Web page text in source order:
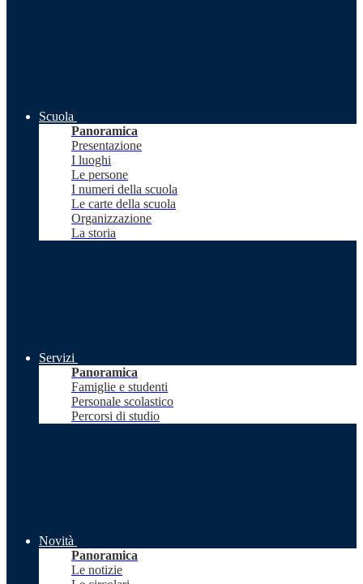
Scuola
Panoramica
Presentazione
I luoghi
Le persone
I numeri della scuola
Le carte della scuola
Organizzazione
La storia
Servizi
Panoramica
Famiglie e studenti
Personale scolastico
Percorsi di studio
Novità
Panoramica
Le notizie